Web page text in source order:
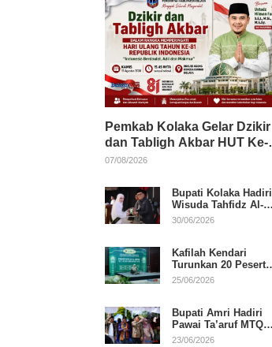
Pemkab Kolaka Gelar Dzikir
dan Tabligh Akbar HUT Ke-
81 RI, Hadirkan Dai Nasional
07/08/2026
Bupati Kolaka Hadiri
Wisuda Tahfidz Al-
Qur’an, Komitmen
30/06/2026
Kafilah Kendari
Turunkan 20 Peserta
pada Hari Pertama
25/06/2026
Bupati Amri Hadiri
Pawai Ta’aruf MTQ
XXXI Sultra, Beri
23/06/2026